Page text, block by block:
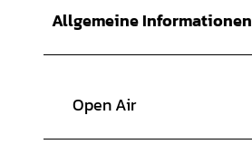
Allgemeine Informationen
Open Air